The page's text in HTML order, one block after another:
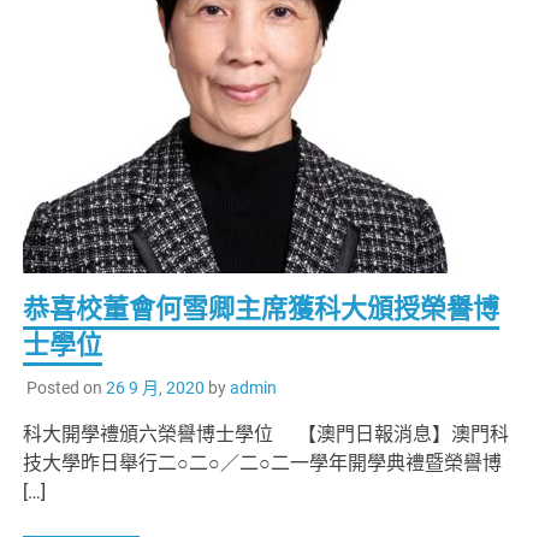
恭喜校董會何雪卿主席獲科大頒授榮譽博
士學位
Posted on 26 9 月, 2020 byadmin
科大開學禮頒六榮譽博士學位 【澳門日報消息】澳門科
技大學昨日舉行二○二○／二○二一學年開學典禮暨榮譽博
[…]